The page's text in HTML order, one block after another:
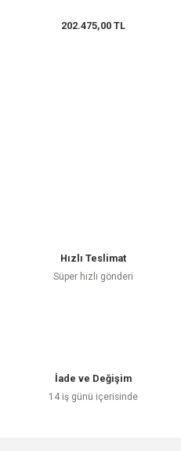
202.475,00 TL
Hızlı Teslimat
Süper hızlı gönderi
İade ve Değişim
14 iş günü içerisinde